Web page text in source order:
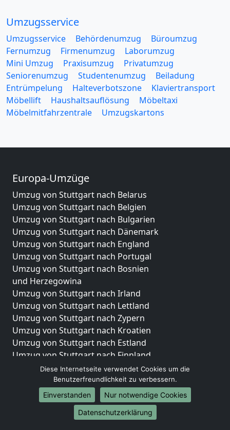
Umzugsservice
Umzugsservice Behördenumzug
Büroumzug
Fernumzug
Firmenumzug
Laborumzug
Mini Umzug
Praxisumzug
Privatumzug
Seniorenumzug
Studentenumzug
Beiladung
Entrümpelung
Halteverbotszone
Klaviertransport
Möbellift
Haushaltsauflösung
Möbeltaxi
Möbelmitfahrzentrale
Umzugskartons
Europa-Umzüge
Umzug von Stuttgart nach Belarus
Umzug von Stuttgart nach Belgien
Umzug von Stuttgart nach Bulgarien
Umzug von Stuttgart nach Dänemark
Umzug von Stuttgart nach England
Umzug von Stuttgart nach Portugal
Umzug von Stuttgart nach Bosnien
und Herzegowina
Umzug von Stuttgart nach Irland
Umzug von Stuttgart nach Lettland
Umzug von Stuttgart nach Zypern
Umzug von Stuttgart nach Kroatien
Umzug von Stuttgart nach Estland
Umzug von Stuttgart nach Finnland
Umzug von Stuttgart nach Frankreich
Umzug von Stuttgart nach Griechenland
Umzug von Stuttgart nach Italien
Umzug von Stuttgart nach Liechtenstein
Umzug von Stuttgart nach Luxemburg
Diese Internetseite verwendet Cookies um die
Benutzerfreundlichkeit zu verbessern.
Einverstanden
Nur notwendige Cookies
Datenschutzerklärung